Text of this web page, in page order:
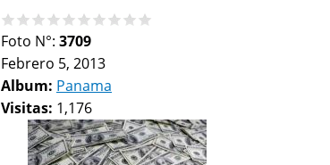
Foto N°: 3709
Febrero 5, 2013
Album: Panama
Visitas: 1,176